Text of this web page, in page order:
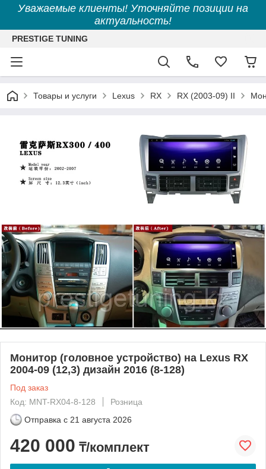
Уважаемые клиенты! Уточняйте позиции на
актуальность!
PRESTIGE TUNING
Товары и услуги Lexus RX RX (2003-09) II
Монитор (головное устройство) на Lexus RX
2004-09 (12,3) дизайн 2016 (8-128)
Под заказ
Код: MNT-RX04-8-128
Розница
Отправка с 21 августа 2026
420 000 ₸/комплект